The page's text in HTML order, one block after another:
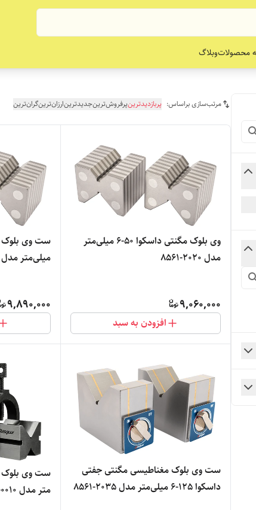
محصولاتوبلاگ
مرتب‌سازی براساس: پربازدیدترینپرفروش‌ترینجدیدترینارزان‌ترینگران‌ترین
وی بلوک مگنتی داسکوا 50-6 میلی‌متر
مدل 2020-8561
9,060,000
افزودن به سبد
میلی‌متر مدل 2025-8561
9,890,000
ست وی بلوک مغناطیسی مگنتی جفتی
داسکوا 125-6 میلی‌متر مدل 2035-8561
متر مدل 0010-8101